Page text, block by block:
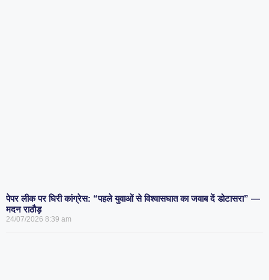
पेपर लीक पर घिरी कांग्रेस: “पहले युवाओं से विश्वासघात का जवाब दें डोटासरा” —
मदन राठौड़
24/07/2026 8:39 am